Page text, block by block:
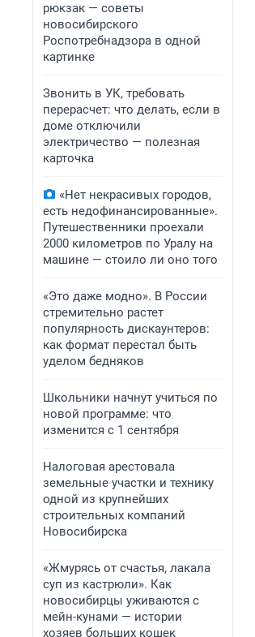
рюкзак — советы
новосибирского
Роспотребнадзора в одной
картинке
Звонить в УК, требовать
перерасчет: что делать, если в
доме отключили
электричество — полезная
карточка
«Нет некрасивых городов,
есть недофинансированные».
Путешественники проехали
2000 километров по Уралу на
машине — стоило ли оно того
«Это даже модно». В России
стремительно растет
популярность дискаунтеров:
как формат перестал быть
уделом бедняков
Школьники начнут учиться по
новой программе: что
изменится с 1 сентября
Налоговая арестовала
земельные участки и технику
одной из крупнейших
строительных компаний
Новосибирска
«Жмурясь от счастья, лакала
суп из кастрюли». Как
новосибирцы уживаются с
мейн-кунами — истории
хозяев больших кошек